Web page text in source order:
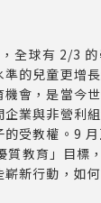
全球有 2/3 的
準的兒童更增
會，是當今
業與非營利
受教權。9
質教育」目標
嶄新行動，如